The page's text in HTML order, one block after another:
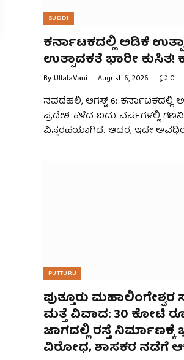
SUDDI
ಕರ್ನಾಟಕದಲ್ಲಿ ಅಡಿಕೆ
ಉತ್ಪಾದಕತೆ ಭಾರೀ ಕುಸಿತ!
ByUllalaVani August 6, 2026 0
ನವದೆಹಲಿ, ಆಗಸ್ಟ್ 6:
ಪ್ರದೇಶ ಕಳೆದ ಐದು ವರ್ಷಗಳಲ್ಲಿ
ವಿಸ್ತರಣೆಯಾಗಿದೆ. ಆದರೆ, ಇದೇ
PUTTURU
ಪುತ್ತೂರು
ಮತ್ತೆ ವಿವಾದ: 30 ಕೋಟಿ
ಜಾಗದಲ್ಲಿ ರಸ್ತೆ ನಿರ್ಮಾಣಕ್ಕೆ
ವಿರೋಧ, ಶಾಸಕರ ನಡೆಗೆ